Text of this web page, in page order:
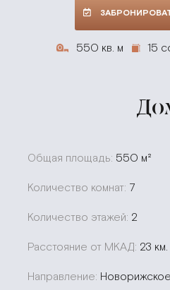
550 кв. м 15
Общая площадь: 550 м²
Количество комнат: 7
Количество этажей: 2
Расстояние от МКАД: 23 км.
Направление: